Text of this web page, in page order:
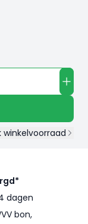
winkelvoorraad
dagen
bon,